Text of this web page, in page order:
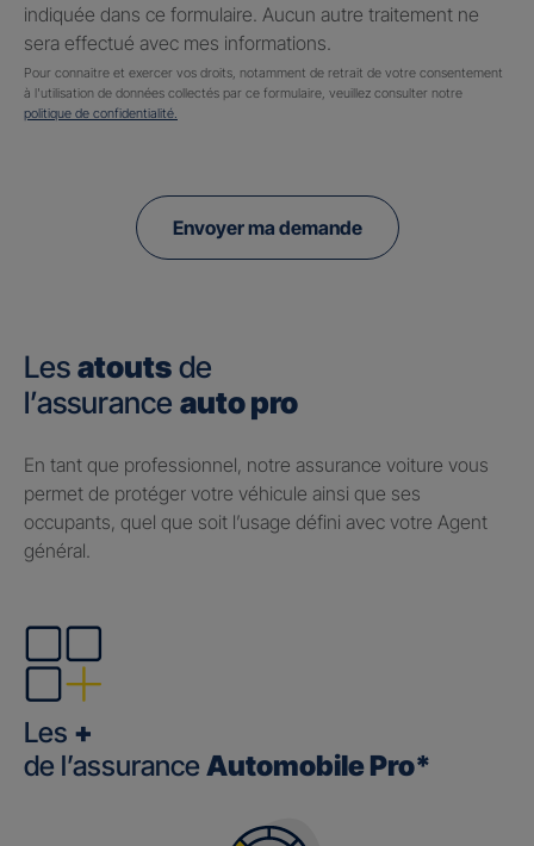
indiquée dans ce formulaire. Aucun autre traitement ne
sera effectué avec mes informations.
Pour connaitre et exercer vos droits, notamment de retrait de votre consentement
à l'utilisation de données collectés par ce formulaire, veuillez consulter notre
politique de confidentialité.
Envoyer ma demande
Les atouts de
l’assurance auto pro
En tant que professionnel, notre assurance voiture vous
permet de protéger votre véhicule ainsi que ses
occupants, quel que soit l’usage défini avec votre Agent
général.
Les +
de l’assurance Automobile Pro*